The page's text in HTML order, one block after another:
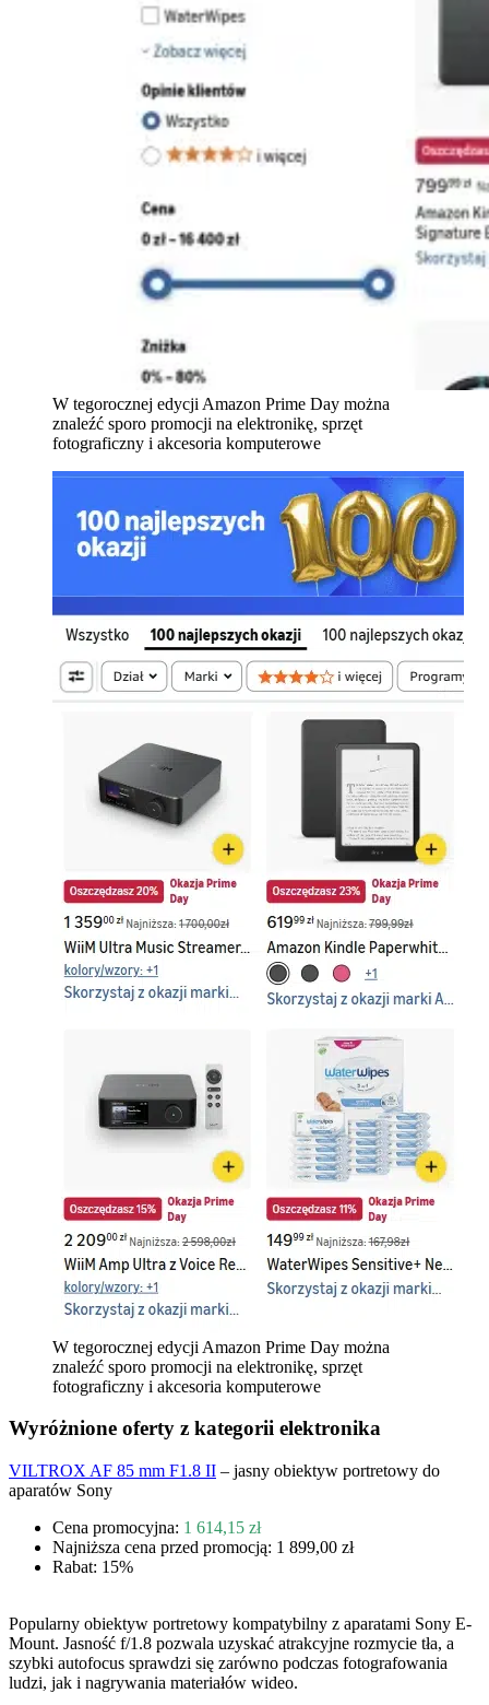
W tegorocznej edycji Amazon Prime Day można
znaleźć sporo promocji na elektronikę, sprzęt
fotograficzny i akcesoria komputerowe
W tegorocznej edycji Amazon Prime Day można
znaleźć sporo promocji na elektronikę, sprzęt
fotograficzny i akcesoria komputerowe
Wyróżnione oferty z kategorii elektronika
VILTROX AF 85 mm F1.8 II – jasny obiektyw portretowy do
aparatów Sony
Cena promocyjna: 1 614,15 zł
Najniższa cena przed promocją: 1 899,00 zł
Rabat: 15%
Popularny obiektyw portretowy kompatybilny z aparatami Sony E-
Mount. Jasność f/1.8 pozwala uzyskać atrakcyjne rozmycie tła, a
szybki autofocus sprawdzi się zarówno podczas fotografowania
ludzi, jak i nagrywania materiałów wideo.